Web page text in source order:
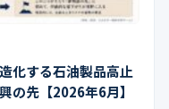
化する石油製品高止
の先【2026年6月】